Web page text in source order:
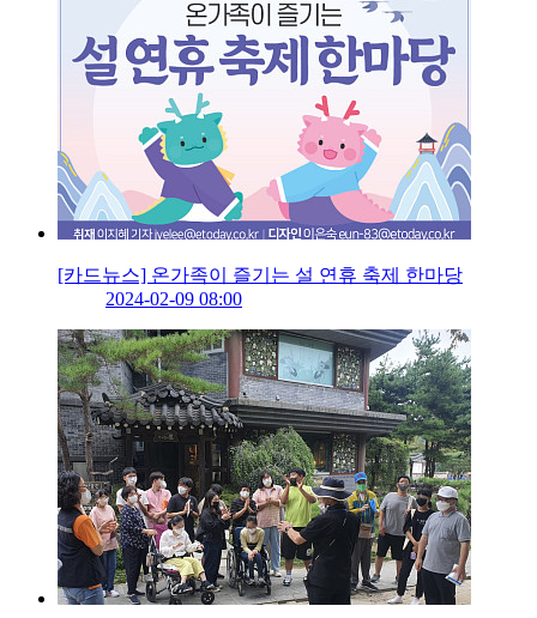
[카드뉴스] 온가족이 즐기는 설 연휴 축제 한마당
2024-02-09 08:00